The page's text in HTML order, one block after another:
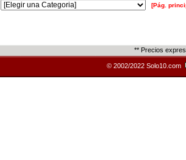
[Pág.
** Precios
© 2002/2022 Solo10.com